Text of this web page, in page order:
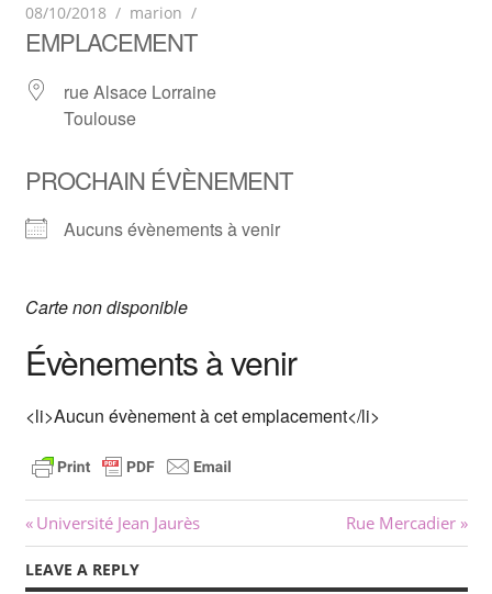
08/10/2018 marion
EMPLACEMENT
rue Alsace Lorraine
Toulouse
PROCHAIN ÉVÈNEMENT
Aucuns évènements à venir
Carte non disponible
Évènements à venir
<li>Aucun évènement à cet emplacement</li>
Navigation
de
Previous
Post:
Université Jean Jaurès
Next
Post:
Rue Mercadier
LEAVE A REPLY